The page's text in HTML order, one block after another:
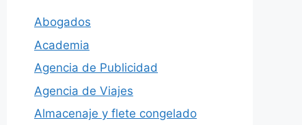
Abogados
Academia
Agencia de Publicidad
Agencia de Viajes
Almacenaje y flete congelado